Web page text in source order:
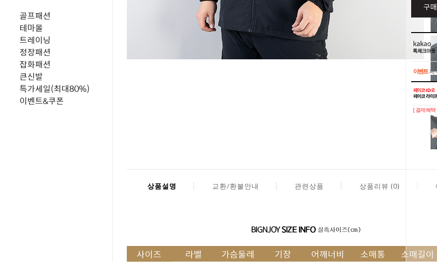
골프패션
테마몰
트레이닝
정장패션
잡화패션
큰신발
특가세일(최대80%)
이벤트&쿠폰
구
이벤트페
이벤트페
[ 결제혜
상품설명 교환/환불안내 관련상품 상품리뷰 (0)
사이즈 라벨 가슴둘레 기장 어깨너비 소매통 소매길이